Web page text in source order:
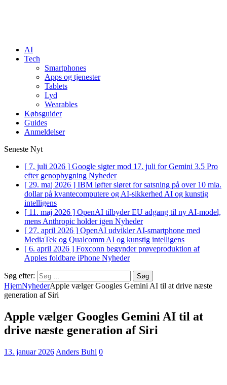
AI
Tech
Smartphones
Apps og tjenester
Tablets
Lyd
Wearables
Købsguider
Guides
Anmeldelser
Seneste Nyt
[ 7. juli 2026 ] Google sigter mod 17. juli for Gemini 3.5 Pro
efter genopbygning Nyheder
[ 29. maj 2026 ] IBM løfter sløret for satsning på over 10 mia.
dollar på kvantecomputere og AI-sikkerhed AI og kunstig
intelligens
[ 11. maj 2026 ] OpenAI tilbyder EU adgang til ny AI-model,
mens Anthropic holder igen Nyheder
[ 27. april 2026 ] OpenAI udvikler AI-smartphone med
MediaTek og Qualcomm AI og kunstig intelligens
[ 6. april 2026 ] Foxconn begynder prøveproduktion af
Apples foldbare iPhone Nyheder
Søg efter:
HjemNyhederApple vælger Googles Gemini AI til at drive næste
generation af Siri
Apple vælger Googles Gemini AI til at
drive næste generation af Siri
13. januar 2026 Anders Buhl 0